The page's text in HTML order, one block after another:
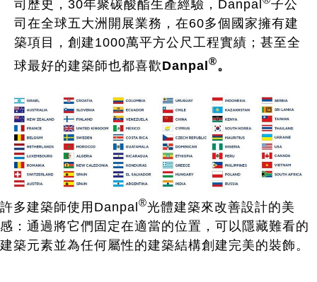
司歷史，30年聚碳酸酯生產經驗，Danpal
子公
司在全球五大洲開展業務，在60多個國家擁有建
築項目，創建1000萬平方公尺工程實績；甚至全
球最好的建築師也都喜歡Danpal®。
許多建築師使用Danpal®光體建築來改善設計的美
感：通過將它們固定在適當的位置，可以隱藏難看的
建築元素並為任何屬性的建築結構創建完美的裝飾。